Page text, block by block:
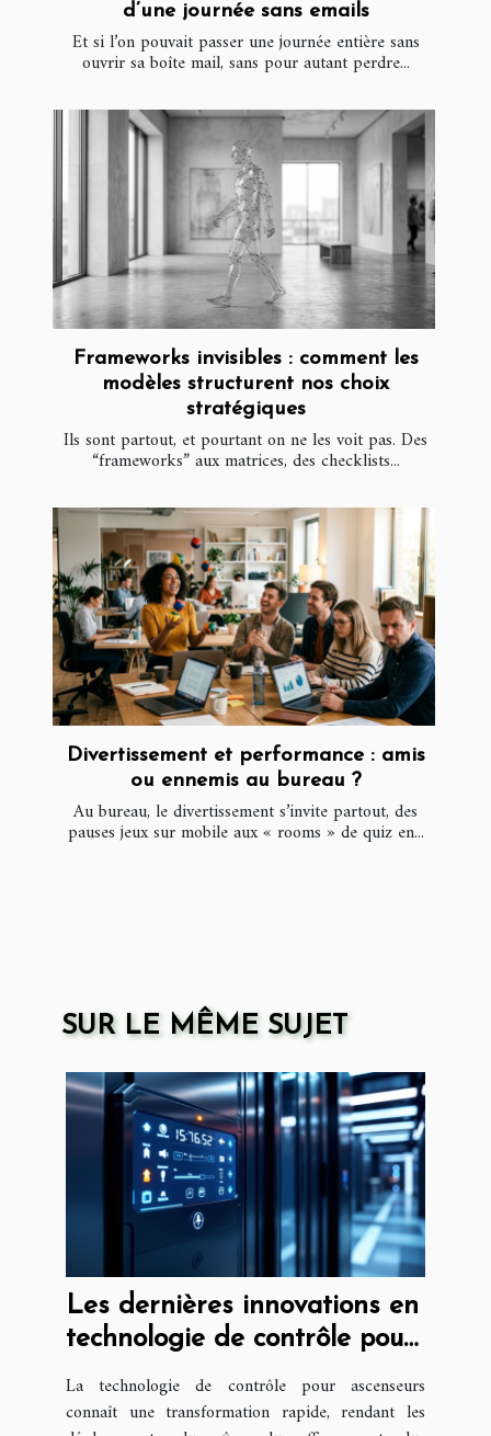
d’une journée sans emails
Et si l’on pouvait passer une journée entière sans
ouvrir sa boîte mail, sans pour autant perdre...
Frameworks invisibles : comment les
modèles structurent nos choix
stratégiques
Ils sont partout, et pourtant on ne les voit pas. Des
“frameworks” aux matrices, des checklists...
Divertissement et performance : amis
ou ennemis au bureau ?
Au bureau, le divertissement s’invite partout, des
pauses jeux sur mobile aux « rooms » de quiz en...
SUR LE MÊME SUJET
Les dernières innovations en
technologie de contrôle pour
ascenseurs
La technologie de contrôle pour ascenseurs
connaît une transformation rapide, rendant les